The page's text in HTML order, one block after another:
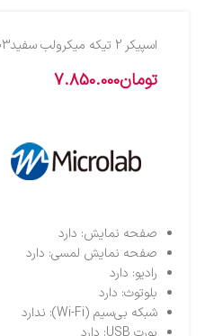
اسپيکر 2 تيکه ميکرولب سفيدM310103 سايکلون
تومان7.850.000
صفحه نمایش: دارد
صفحه نمایش لمسی: دارد
رادیو: دارد
بلوتوث: دارد
شبکه بی‌سیم (Wi-Fi): ندارد